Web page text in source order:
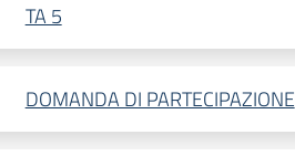
TA 5
DOMANDA DI PARTECIPAZIONE